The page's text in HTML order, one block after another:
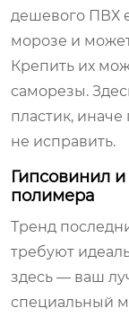
дешевого ПВХ
морозе и
Крепить их
саморезы.
пластик,
не исправить.
Гипсовинил
полимера
Тренд
требуют
здесь — ваш
специальный